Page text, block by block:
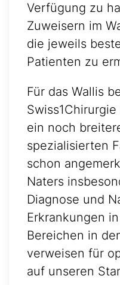
Verfügung zu
Zuweisern im
die jeweils
Patienten zu
Für das Wallis
ein noch
spezialisierten
schon
Naters
Diagnose und
Erkrankungen
Bereichen in
verweisen für
auf unseren